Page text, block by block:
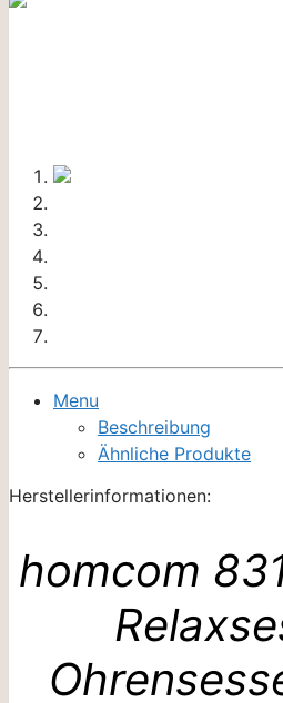
Menu
Beschreibung
Ähnliche Produkte
Herstellerinformationen:
homcom